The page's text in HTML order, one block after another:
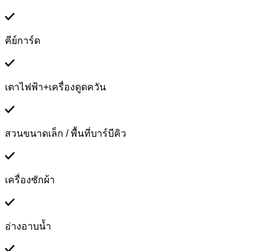
คีย์การ์ด
เตาไฟฟ้า+เครื่องดูดควัน
สวนขนาดเล็ก / พื้นที่บาร์บีคิว
เครื่องซักผ้า
อ่างอาบน้ำ